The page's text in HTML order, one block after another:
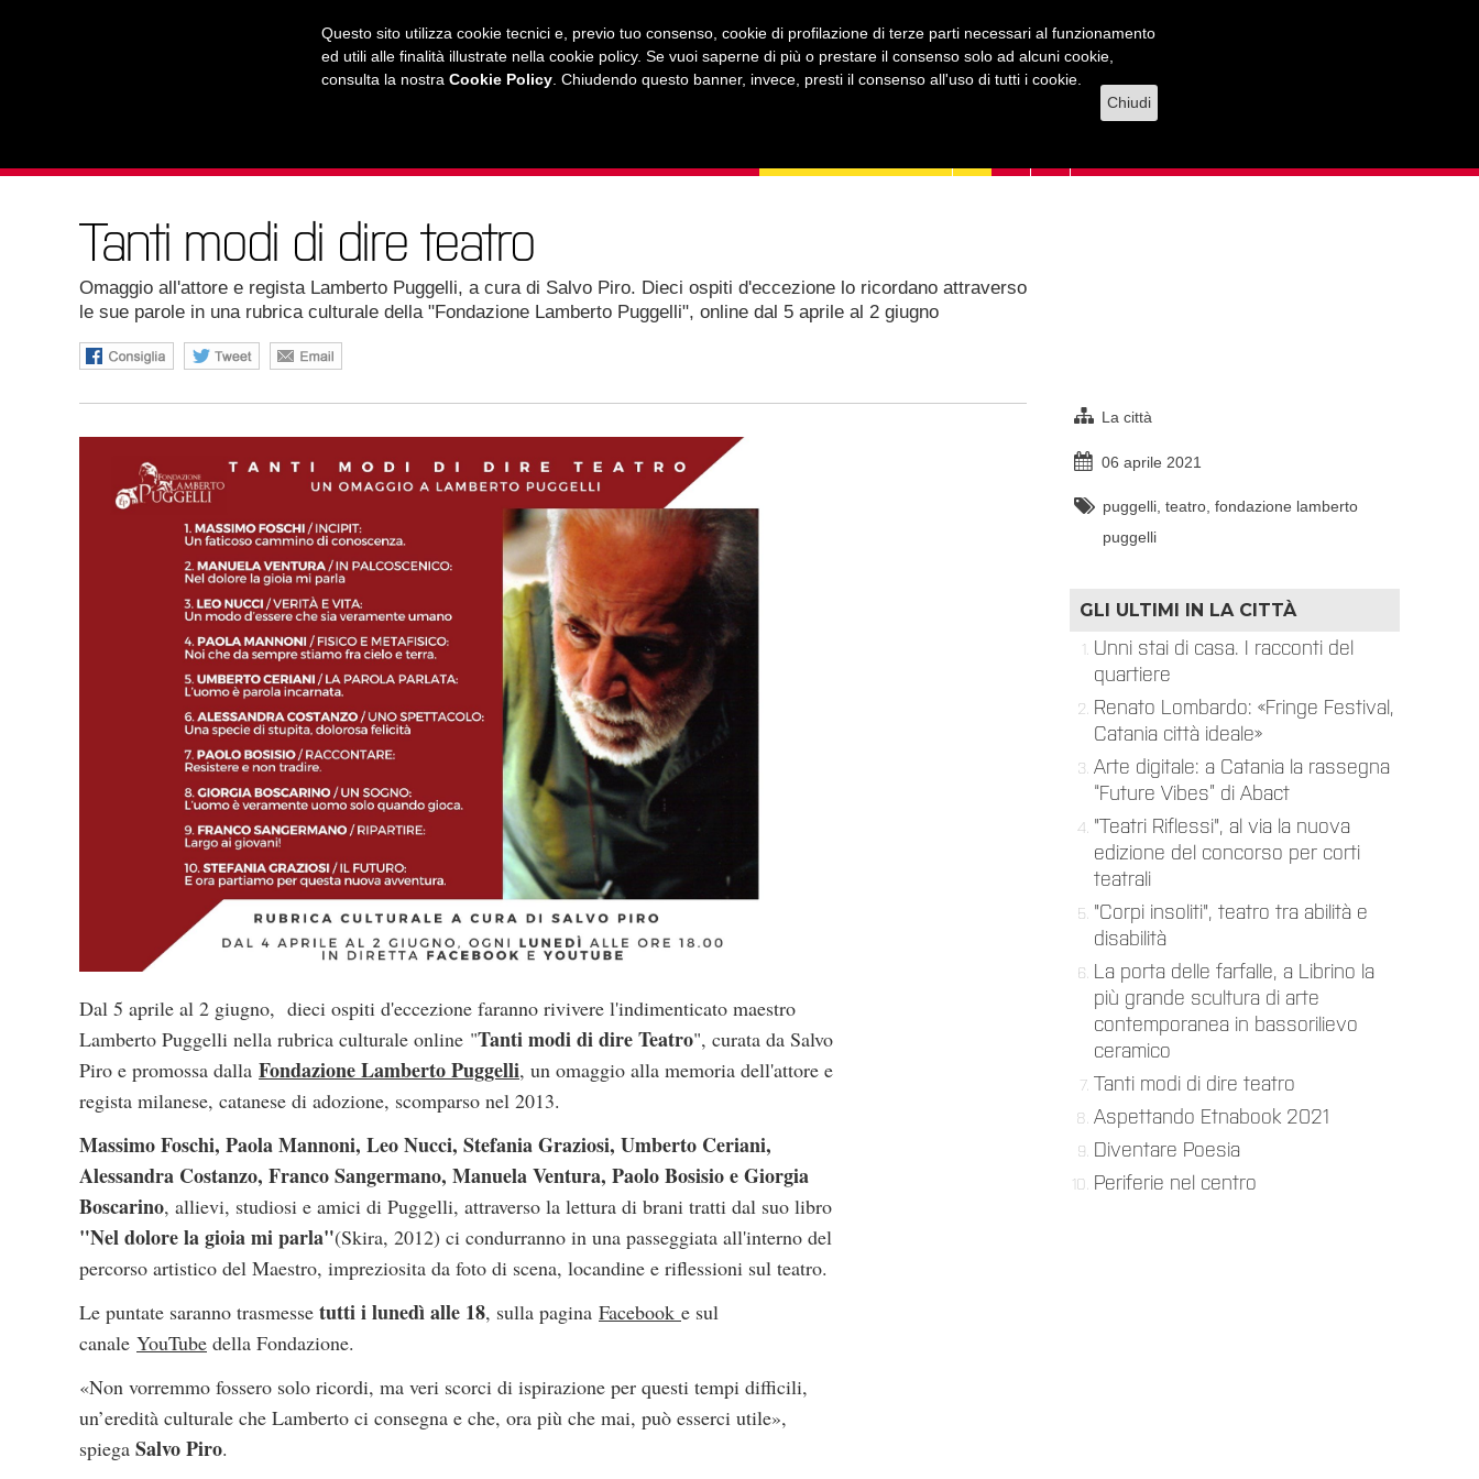
Questo sito utilizza cookie tecnici e, previo tuo consenso, cookie di profilazione di terze parti necessari al funzionamento
ed utili alle finalità illustrate nella cookie policy. Se vuoi saperne di più o prestare il consenso solo ad alcuni cookie,
consulta la nostra Cookie Policy . Chiudendo questo banner, invece, presti il consenso all'uso di tutti i cookie.
Chiudi
L'AGENDA
Tanti modi di dire teatro
Omaggio all'attore e regista Lamberto Puggelli, a cura di Salvo Piro. Dieci ospiti d'eccezione lo ricordano attraverso
le sue parole in una rubrica culturale della "Fondazione Lamberto Puggelli", online dal 5 aprile al 2 giugno
Dal 5 aprile al 2 giugno, dieci ospiti d'eccezione faranno rivivere l'indimenticato maestro
Lamberto Puggelli nella rubrica culturale online "Tanti modi di dire Teatro", curata da Salvo
Piro e promossa dalla Fondazione Lamberto Puggelli, un omaggio alla memoria dell'attore e
regista milanese, catanese di adozione, scomparso nel 2013.
Massimo Foschi, Paola Mannoni, Leo Nucci, Stefania Graziosi, Umberto Ceriani,
Alessandra Costanzo, Franco Sangermano, Manuela Ventura, Paolo Bosisio e Giorgia
Boscarino, allievi, studiosi e amici di Puggelli, attraverso la lettura di brani tratti dal suo libro
"Nel dolore la gioia mi parla"(Skira, 2012) ci condurranno in una passeggiata all'interno del
percorso artistico del Maestro, impreziosita da foto di scena, locandine e riflessioni sul teatro.
Le puntate saranno trasmesse tutti i lunedì alle 18, sulla pagina Facebook e sul
canale YouTube della Fondazione.
«Non vorremmo fossero solo ricordi, ma veri scorci di ispirazione per questi tempi difficili,
un’eredità culturale che Lamberto ci consegna e che, ora più che mai, può esserci utile»,
spiega Salvo Piro.
La città
06 aprile 2021
puggelli teatro fondazione lamberto
puggelli
GLI ULTIMI IN LA CITTÀ
Unni stai di casa. I racconti del
quartiere
Renato Lombardo: «Fringe Festival,
Catania città ideale»
Arte digitale: a Catania la rassegna
“Future Vibes” di Abact
"Teatri Riflessi", al via la nuova
edizione del concorso per corti
teatrali
"Corpi insoliti", teatro tra abilità e
disabilità
La porta delle farfalle, a Librino la
più grande scultura di arte
contemporanea in bassorilievo
ceramico
Tanti modi di dire teatro
Aspettando Etnabook 2021
Diventare Poesia
Periferie nel centro